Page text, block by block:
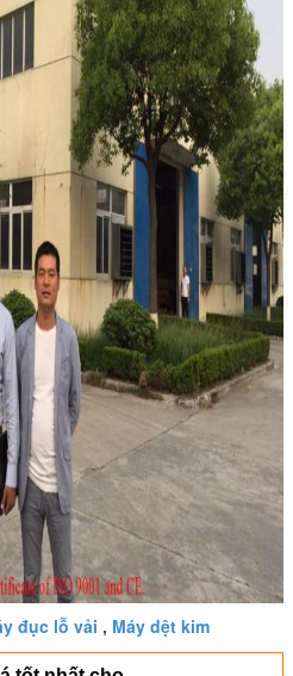
đục lỗ vải , Máy dệt kim